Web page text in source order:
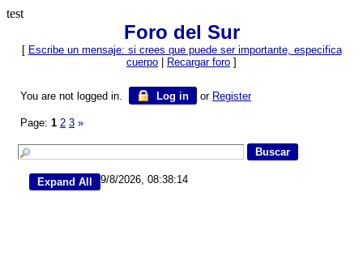
test
Foro del Sur
[ Escribe un mensaje: si crees que puede ser importante, especifica
cuerpo
Recargar foro ]
You are not logged in. Log in or Register
Page: 1 2 3 »
9/8/2026, 08:38:14